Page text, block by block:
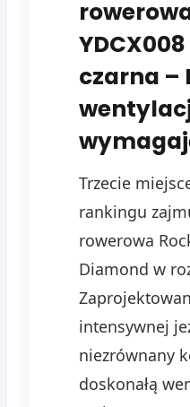
czarna –
Trzecie
rankingu
rowerowa
Diamond w
intensywnej
niezrównany
doskonałą